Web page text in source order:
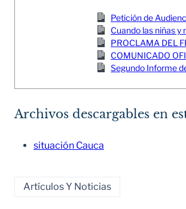
Petición de
Cuando las niñas y
PROCLAMA DEL
COMUNICADO
Segundo Informe
Archivos descargables en
situación Cauca
Artículos Y Noticias